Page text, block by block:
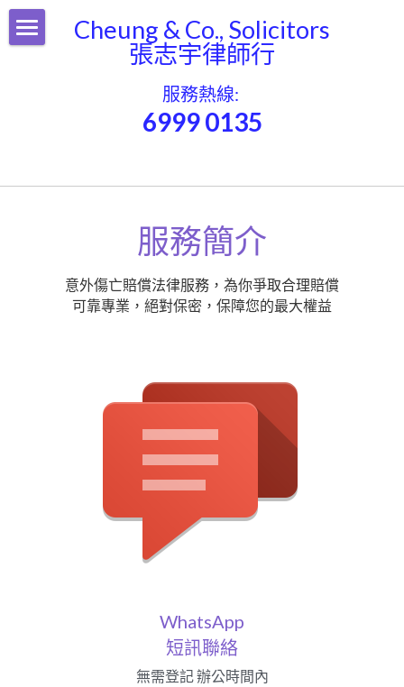
Cheung & Co., Solicitors
張志宇律師行
服務熱線:
6999 0135
常見問題
服務簡介
意外傷亡賠償法律服務，為你爭取合理賠償
可靠專業，絕對保密，保障您的最大權益
WhatsApp
短訊聯絡
無需登記 辦公時間內